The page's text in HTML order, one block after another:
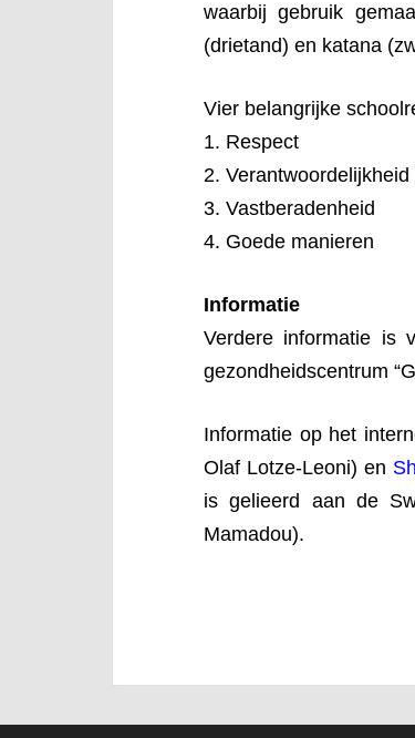
waarbij gebruik
(drietand) en katana
Vier belangrijke
1. Respect
2. Verantwoordelijkheid
3. Vastberadenheid
4. Goede manieren
Informatie
Verdere informatie is
gezondheidscentrum
Informatie op het
Olaf Lotze-Leoni) en
is gelieerd aan de
Mamadou).